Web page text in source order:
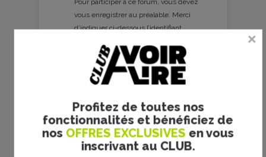
Profitez de toutes nos
fonctionnalités et bénéficiez de
nos OFFRES EXCLUSIVES en vous
inscrivant au CLUB.
Pour participer à ce forum, vous devez
vous enregistrer au préalable. Merci
d’indiquer ci-dessous l’identifiant
vous n’êtes pas enregistré, vous
devez vous inscrire.
Connexion
S’inscrire